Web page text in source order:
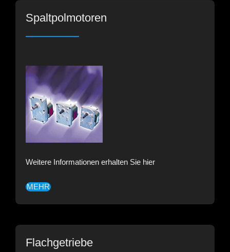
Spaltpolmotoren
Weitere Informationen erhalten Sie hier
MEHR
Flachgetriebe